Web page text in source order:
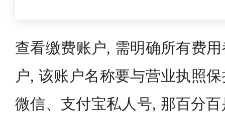
查看缴费账户, 需明确所有费
户, 该账户名称要与营业执照
微信、支付宝私人号, 那百分